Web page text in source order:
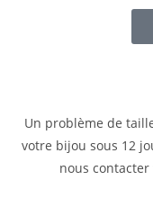
Un problème de
votre bijou sous 12
nous